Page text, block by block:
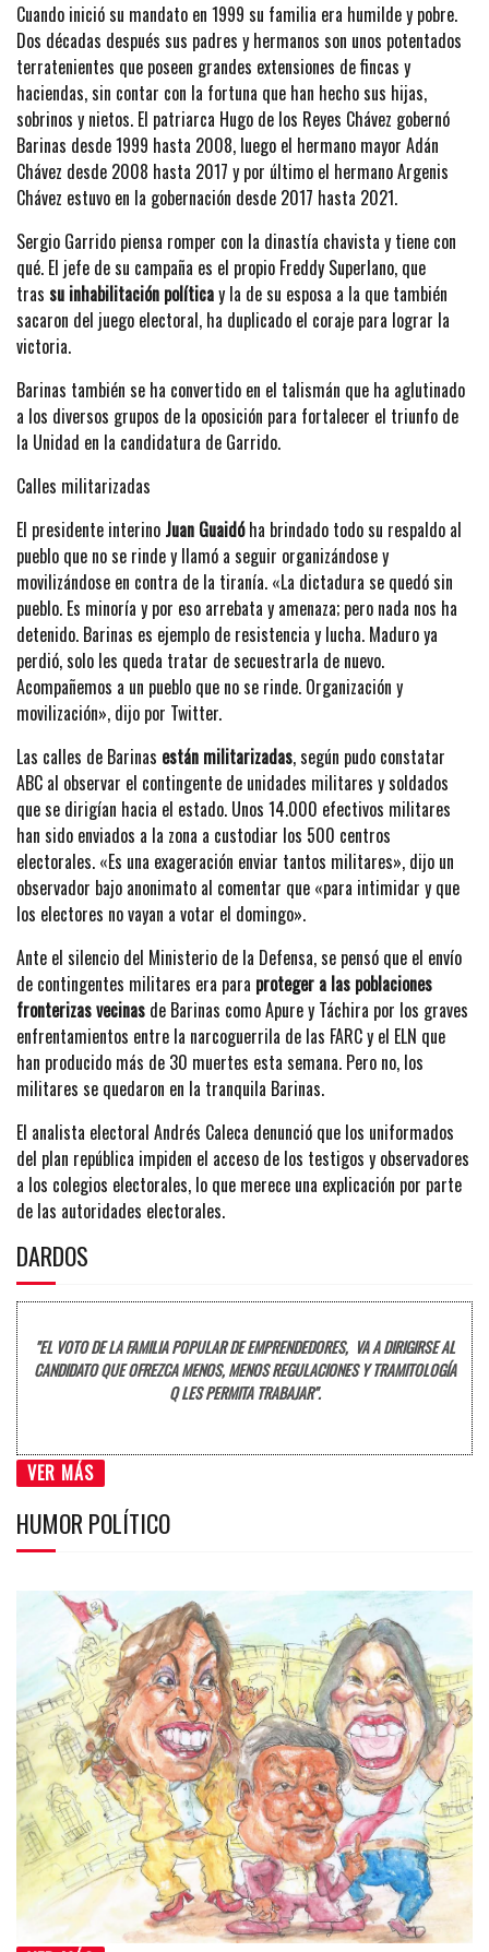
Cuando inició su mandato en 1999 su familia era humilde y pobre.
Dos décadas después sus padres y hermanos son unos potentados
terratenientes que poseen grandes extensiones de fincas y
haciendas, sin contar con la fortuna que han hecho sus hijas,
sobrinos y nietos. El patriarca Hugo de los Reyes Chávez gobernó
Barinas desde 1999 hasta 2008, luego el hermano mayor Adán
Chávez desde 2008 hasta 2017 y por último el hermano Argenis
Chávez estuvo en la gobernación desde 2017 hasta 2021.
Sergio Garrido piensa romper con la dinastía chavista y tiene con
qué. El jefe de su campaña es el propio Freddy Superlano, que
tras su inhabilitación políticay la de su esposa a la que también
sacaron del juego electoral, ha duplicado el coraje para lograr la
victoria.
Barinas también se ha convertido en el talismán que ha aglutinado
a los diversos grupos de la oposición para fortalecer el triunfo de
la Unidad en la candidatura de Garrido.
Calles militarizadas
El presidente interino Juan Guaidóha brindado todo su respaldo al
pueblo que no se rinde y llamó a seguir organizándose y
movilizándose en contra de la tiranía. «La dictadura se quedó sin
pueblo. Es minoría y por eso arrebata y amenaza; pero nada nos ha
detenido. Barinas es ejemplo de resistencia y lucha. Maduro ya
perdió, solo les queda tratar de secuestrarla de nuevo.
Acompañemos a un pueblo que no se rinde. Organización y
movilización», dijo por Twitter.
Las calles de Barinas están militarizadas, según pudo constatar
ABC al observar el contingente de unidades militares y soldados
que se dirigían hacia el estado. Unos 14.000 efectivos militares
han sido enviados a la zona a custodiar los 500 centros
electorales. «Es una exageración enviar tantos militares», dijo un
observador bajo anonimato al comentar que «para intimidar y que
los electores no vayan a votar el domingo».
Ante el silencio del Ministerio de la Defensa, se pensó que el envío
de contingentes militares era para proteger a las poblaciones
fronterizas vecinas de Barinas como Apure y Táchira por los graves
enfrentamientos entre la narcoguerrila de las FARC y el ELN que
han producido más de 30 muertes esta semana. Pero no, los
militares se quedaron en la tranquila Barinas.
El analista electoral Andrés Caleca denunció que los uniformados
del plan república impiden el acceso de los testigos y observadores
a los colegios electorales, lo que merece una explicación por parte
de las autoridades electorales.
DARDOS
"EL VOTO DE LA FAMILIA POPULAR DE EMPRENDEDORES, VA A DIRIGIRSE AL
CANDIDATO QUE OFREZCA MENOS, MENOS REGULACIONES Y TRAMITOLOGÍA
Q LES PERMITA TRABAJAR".
VER MÁS
HUMOR POLÍTICO